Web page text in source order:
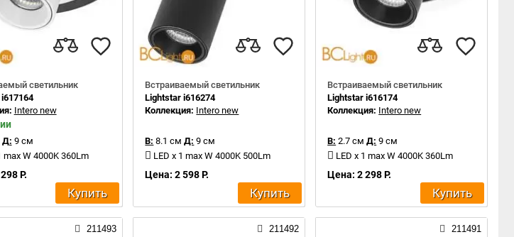
светильник
Intero new
Д: 9 см
max W 4000K 360Lm
Р.
Купить
Встраиваемый светильник
Lightstar i616274
Коллекция: Intero new
В: 8.1 см Д: 9 см
LED x 1 max W 4000K 500Lm
Цена: 2 598 Р.
Купить
Встраиваемый светильник
Lightstar i616174
Коллекция: Intero new
В: 2.7 см Д: 9 см
LED x 1 max W 4000K 360Lm
Цена: 2 298 Р.
Купить
211493 211492 211491